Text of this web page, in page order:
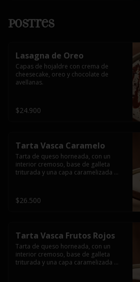
Postres
Lasagna de Oreo
Capas de hojaldre con crema de
cheesecake, oreo y chocolate de
avellanas.
$24.900
Tarta Vasca Caramelo
Tarta de queso horneada, con un
interior cremoso, base de galleta
triturada y una capa caramelizada
$26.500
Tarta Vasca Frutos Rojos
Tarta de queso horneada, con un
interior cremoso, base de galleta
triturada y una capa caramelizada